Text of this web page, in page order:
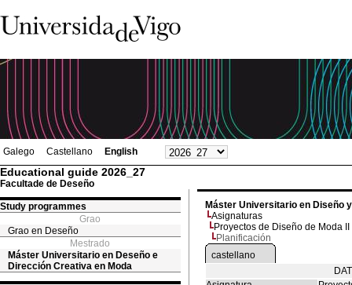
Galego Castellano English
Educational guide 2026_27
Facultade de Deseño
Study programmes
Grao
Grao en Deseño
Mestrado
Máster Universitario en Deseño e
Dirección Creativa en Moda
Máster Universitario en Diseño
Asignaturas
Proyectos de Diseño de Moda II
Planificación
castellano